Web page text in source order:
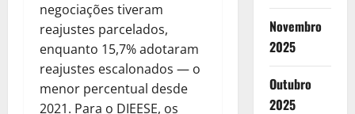
negociações tiveram
reajustes parcelados,
enquanto 15,7% adotaram
reajustes escalonados — o
menor percentual desde
2021. Para o DIEESE, os
Novembro
2025
Outubro
2025